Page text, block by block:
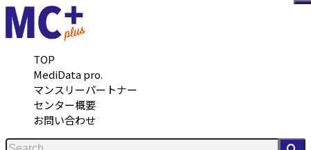
TOP
MediData pro.
マンスリーパートナー
センター概要
お問い合わせ
メ